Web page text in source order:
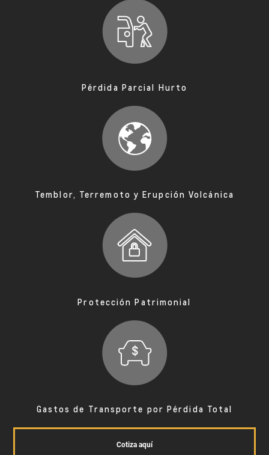
Pérdida Parcial Hurto
Temblor, Terremoto y Erupción Volcánica
Protección Patrimonial
Gastos de Transporte por Pérdida Total
Cotiza aquí